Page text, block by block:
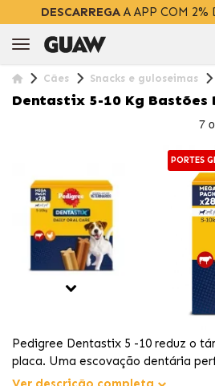
DESCARREGAA APP COM 2%
Cães Snacks e guloseimas
Dentastix 5-10 Kg Bastões
PORTES
Pedigree Dentastix 5 -10 reduz o
placa. Uma escovação dentária
palatibilidade e um efeito aprovado